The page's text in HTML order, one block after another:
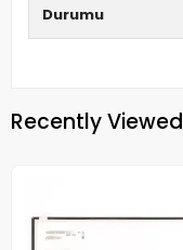
Durumu
Recently Viewed